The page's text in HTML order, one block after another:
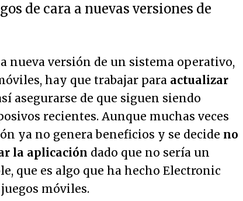
de cara a nuevas versiones de
nueva versión de un sistema operativo,
hay que trabajar para actualizar
asegurarse de que siguen siendo
recientes. Aunque muchas veces
ya no genera beneficios y se decide no
la aplicación dado que no sería un
que es algo que ha hecho Electronic
móviles.